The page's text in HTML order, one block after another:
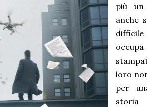
più un
anche
loro
per